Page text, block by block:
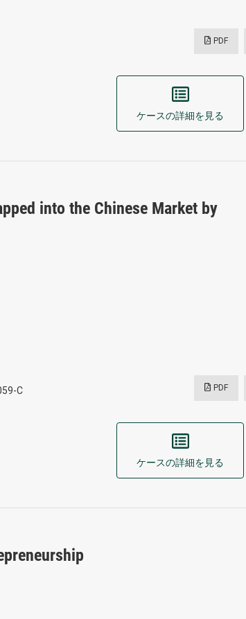
PDF
ケースの詳細を見る
into the Chinese Market by
C PDF
ケースの詳細を見る